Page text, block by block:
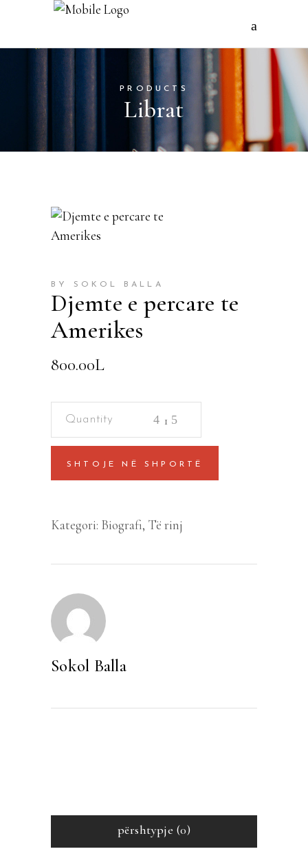
PRODUCTS
Librat
BY SOKOL BALLA
Djemte e percare te
Amerikes
800.00L
percare
te
SHTOJE NË SHPORTË
Kategori: Biografi, Të rinj
Sokol Balla
përshtypje (0)